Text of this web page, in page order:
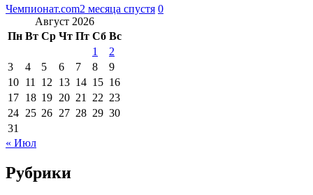
Чемпионат.com2 месяца спустя 0
Август 2026
Пн Вт Ср Чт Пт Сб Вс
1
2
3
4 5 6 7 8
9
10 11 12 13 14 15 16
17 18 19 20 21 22 23
24 25 26 27 28 29 30
31
« Июл
Рубрики